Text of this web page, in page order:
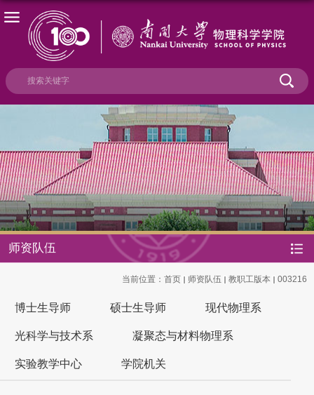
师资队伍
当前位置： 首页 师资队伍 教职工版本 003216
博士生导师 硕士生导师 现代物理系
光科学与技术系 凝聚态与材料物理系
实验教学中心 学院机关